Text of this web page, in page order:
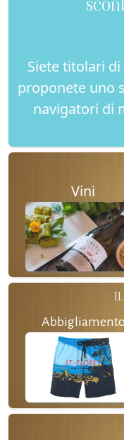
Siete titolari
proponete uno
navigatori di
Vini
Abbigliamento